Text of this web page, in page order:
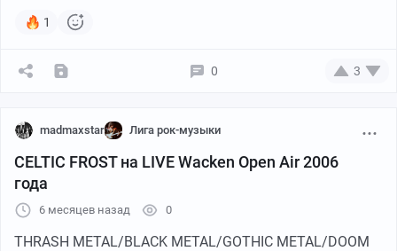
1
0 3
madmaxstar Лига рок-музыки
CELTIC FROST на LIVE Wacken Open Air 2006
года
6 месяцев назад 0
THRASH METAL/BLACK METAL/GOTHIC METAL/DOOM